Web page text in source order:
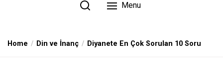
Menu
Home Din ve İnanç Diyanete En Çok Sorulan 10 Soru